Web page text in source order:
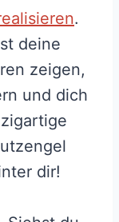
.
deine
zeigen,
und dich
dir!